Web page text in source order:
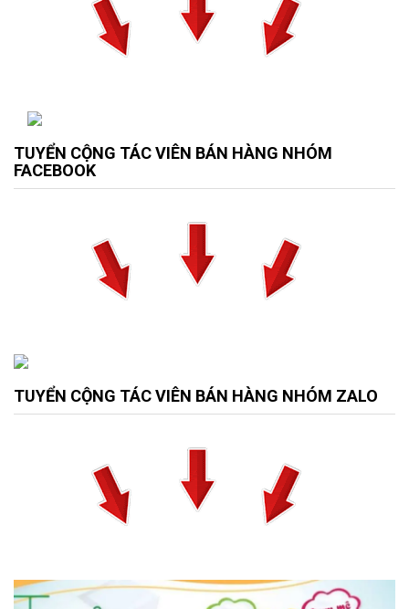
TUYỂN CỘNG TÁC VIÊN BÁN HÀNG NHÓM
FACEBOOK
TUYỂN CỘNG TÁC VIÊN BÁN HÀNG NHÓM ZALO